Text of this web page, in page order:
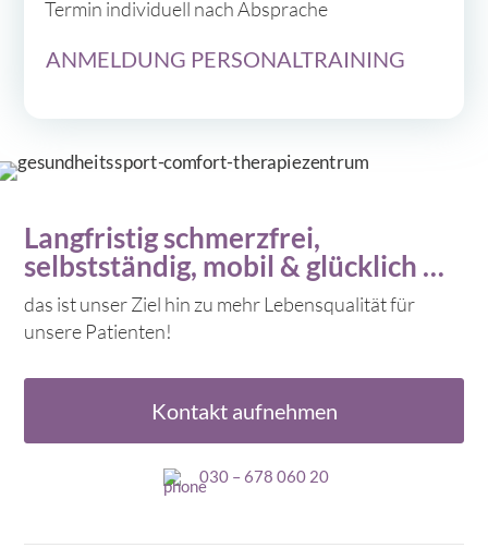
Termin individuell nach Absprache
ANMELDUNG PERSONALTRAINING
Langfristig schmerzfrei,
selbstständig, mobil & glücklich …
das ist unser Ziel hin zu mehr Lebensqualität für
unsere Patienten!
Kontakt aufnehmen
030 – 678 060 20